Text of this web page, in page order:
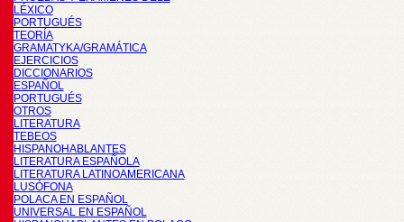
LÉXICO
PORTUGUÉS
TEORÍA
GRAMATYKA/GRAMÁTICA
EJERCICIOS
DICCIONARIOS
ESPAÑOL
PORTUGUÉS
OTROS
LITERATURA
TEBEOS
HISPANOHABLANTES
LITERATURA ESPAÑOLA
LITERATURA LATINOAMERICANA
LUSÓFONA
POLACA EN ESPAÑOL
UNIVERSAL EN ESPAÑOL